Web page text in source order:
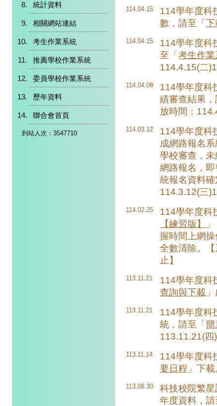
統計資料
相關網站連結
考生作業系統
推薦學校作業系統
委員學校作業系統
歷年資料
聯合會首頁
到站人次：3547710
114.04.15
114學年度科
數，請至「下
114.04.15
114學年度科
至「考生作
114.4.15(二
114.04.08
114學年度科
績審查結果
放時間：
114.03.12
114學年度科
成網路報名
學校審查，
網路報名，
統報名資料
114.3.12(三
114.02.25
114學年度科
【練習版】
握時間上網
全數清除。
止】
113.11.21
114學年度科
查詢與下載
113.11.21
114學年度科
統，請至「簡
113.11.21(四
113.11.14
114學年度科
要日程 」下
113.08.30
科技校院繁
年度資料，